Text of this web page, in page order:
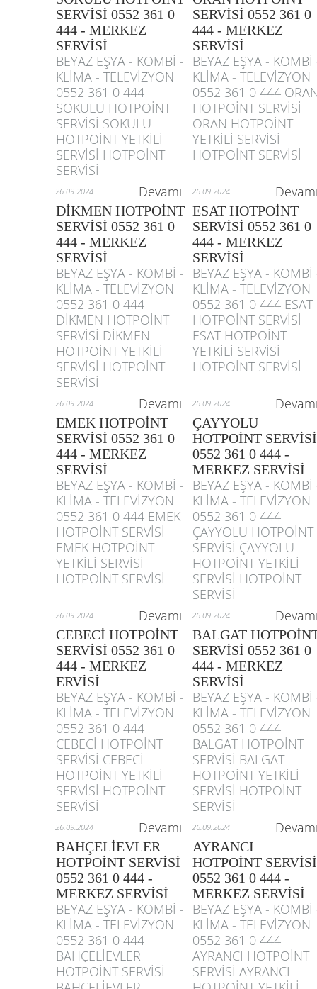
SERVİSİ 0552 361 0
444 - MERKEZ
SERVİSİ
SERVİSİ 0552 361 0
444 - MERKEZ
SERVİSİ
BEYAZ EŞYA - KOMBİ -
KLİMA - TELEVİZYON
0552 361 0 444
SOKULU HOTPOİNT
SERVİSİ SOKULU
HOTPOİNT YETKİLİ
SERVİSİ HOTPOİNT
SERVİSİ
BEYAZ EŞYA - KOMBİ
KLİMA - TELEVİZYON
0552 361 0 444
HOTPOİNT SERVİSİ
ORAN HOTPOİNT
YETKİLİ SERVİSİ
HOTPOİNT SERVİSİ
26.09.2024 Devamı 26.09.2024
DİKMEN HOTPOİNT
SERVİSİ 0552 361 0
444 - MERKEZ
SERVİSİ
ESAT HOTPOİNT
SERVİSİ 0552 361 0
444 - MERKEZ
SERVİSİ
BEYAZ EŞYA - KOMBİ -
KLİMA - TELEVİZYON
0552 361 0 444
DİKMEN HOTPOİNT
SERVİSİ DİKMEN
HOTPOİNT YETKİLİ
SERVİSİ HOTPOİNT
SERVİSİ
BEYAZ EŞYA - KOMBİ
KLİMA - TELEVİZYON
0552 361 0 444 ESAT
HOTPOİNT SERVİSİ
ESAT HOTPOİNT
YETKİLİ SERVİSİ
HOTPOİNT SERVİSİ
26.09.2024 Devamı 26.09.2024
EMEK HOTPOİNT
SERVİSİ 0552 361 0
444 - MERKEZ
SERVİSİ
ÇAYYOLU
HOTPOİNT SERVİSİ
0552 361 0 444 -
MERKEZ SERVİSİ
BEYAZ EŞYA - KOMBİ -
KLİMA - TELEVİZYON
0552 361 0 444 EMEK
HOTPOİNT SERVİSİ
EMEK HOTPOİNT
YETKİLİ SERVİSİ
HOTPOİNT SERVİSİ
BEYAZ EŞYA - KOMBİ
KLİMA - TELEVİZYON
0552 361 0 444
ÇAYYOLU HOTPOİNT
SERVİSİ ÇAYYOLU
HOTPOİNT YETKİLİ
SERVİSİ HOTPOİNT
SERVİSİ
26.09.2024 Devamı 26.09.2024
CEBECİ HOTPOİNT
SERVİSİ 0552 361 0
444 - MERKEZ
ERVİSİ
BALGAT
SERVİSİ 0552 361 0
444 - MERKEZ
SERVİSİ
BEYAZ EŞYA - KOMBİ -
KLİMA - TELEVİZYON
0552 361 0 444
CEBECİ HOTPOİNT
SERVİSİ CEBECİ
HOTPOİNT YETKİLİ
SERVİSİ HOTPOİNT
SERVİSİ
BEYAZ EŞYA - KOMBİ
KLİMA - TELEVİZYON
0552 361 0 444
BALGAT HOTPOİNT
SERVİSİ BALGAT
HOTPOİNT YETKİLİ
SERVİSİ HOTPOİNT
SERVİSİ
26.09.2024 Devamı 26.09.2024
BAHÇELİEVLER
HOTPOİNT SERVİSİ
0552 361 0 444 -
MERKEZ SERVİSİ
AYRANCI
HOTPOİNT SERVİSİ
0552 361 0 444 -
MERKEZ SERVİSİ
BEYAZ EŞYA - KOMBİ -
KLİMA - TELEVİZYON
0552 361 0 444
BAHÇELİEVLER
HOTPOİNT SERVİSİ
BEYAZ EŞYA - KOMBİ
KLİMA - TELEVİZYON
0552 361 0 444
AYRANCI HOTPOİNT
SERVİSİ AYRANCI